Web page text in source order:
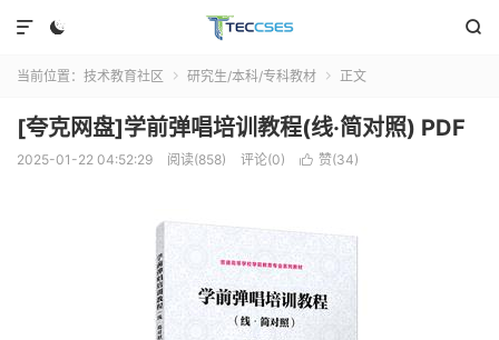
 

当前位置： 技术教育社区  研究生/本科/专科教材  正文
[夸克网盘]学前弹唱培训教程(线·简对照) PDF
2025-01-22 04:52:29 阅读(858) 评论(0)  赞(34)